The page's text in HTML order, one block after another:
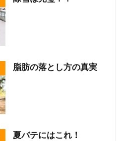
脂肪の落とし方の真実
夏バテにはこれ！